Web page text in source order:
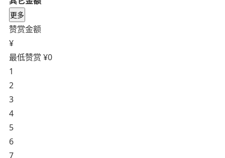
更多
赞赏金额
¥
最低赞赏 ¥0
1
2
3
4
5
6
7